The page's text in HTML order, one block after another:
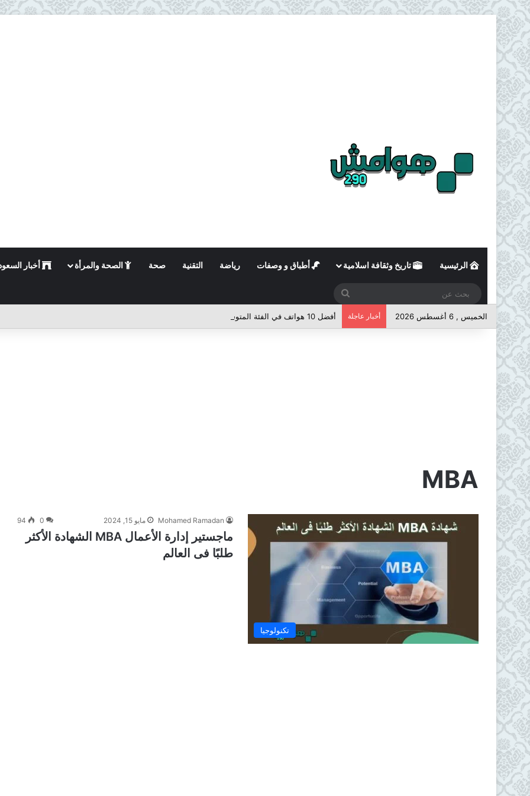
الرئيسية تاريخ وثقافة اسلامية أطباق و وصفات رياضة التقنية صحة الصحة والمرأة أخبار
عن
الخميس , 6 أغسطس 2026 أخبار عاجلة أفضل 10 هواتف في الفئة المتوسطة لعام 2026
MBA
تكنولوجيا
Mohamed Ramadan مايو 15, 2024 0
94
ماجستير إدارة الأعمال MBA الشهادة الأكثر
طلبًا فى العالم